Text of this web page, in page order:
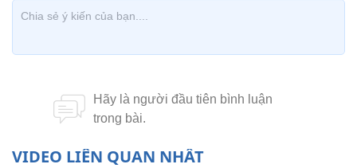
VIDEO LIÊN QUAN NHẤT